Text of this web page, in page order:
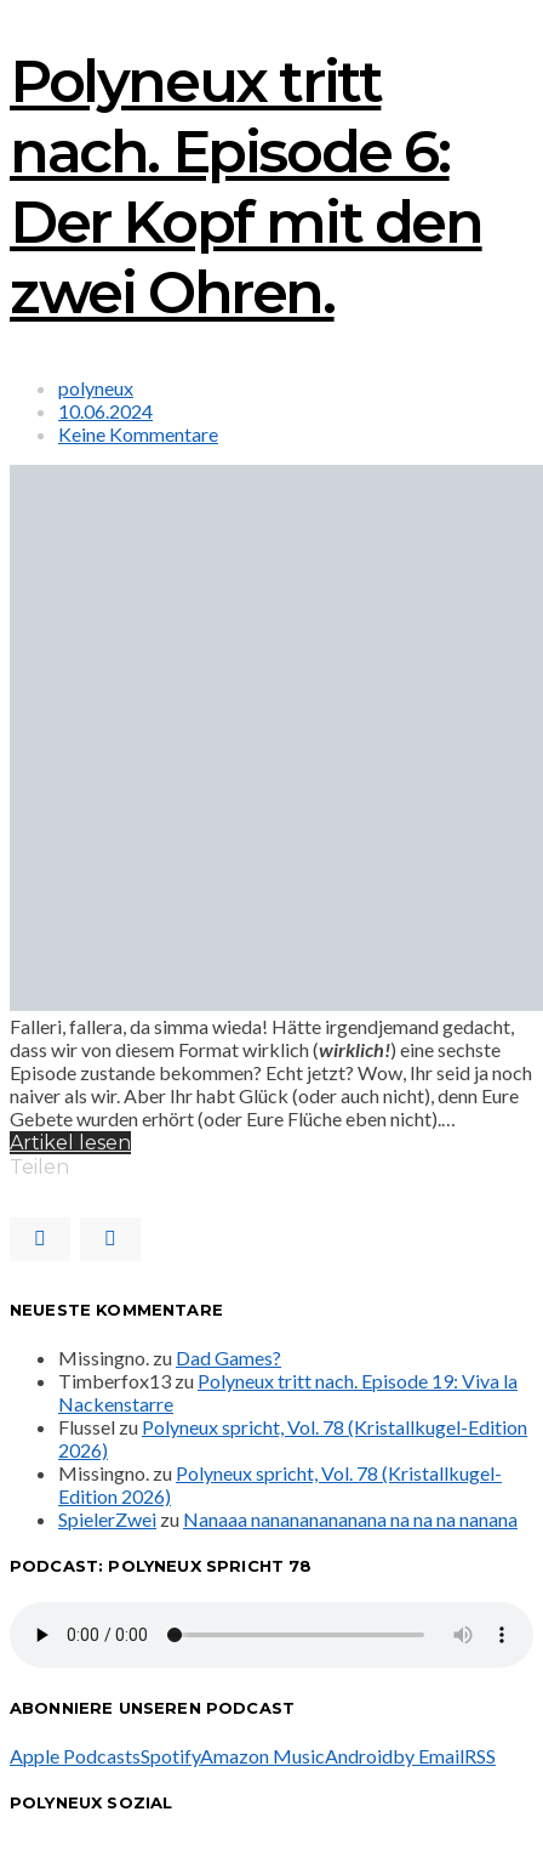
Polyneux tritt
nach. Episode 6:
Der Kopf mit den
zwei Ohren.
polyneux
10.06.2024
Keine Kommentare
Falleri, fallera, da simma wieda! Hätte irgendjemand gedacht,
dass wir von diesem Format wirklich (wirklich!) eine sechste
Episode zustande bekommen? Echt jetzt? Wow, Ihr seid ja noch
naiver als wir. Aber Ihr habt Glück (oder auch nicht), denn Eure
Gebete wurden erhört (oder Eure Flüche eben nicht).…
Artikel lesen
Teilen
NEUESTE KOMMENTARE
Missingno. zu Dad Games?
Timberfox13 zu Polyneux tritt nach. Episode 19: Viva la
Nackenstarre
Flussel zu Polyneux spricht, Vol. 78 (Kristallkugel-Edition
2026)
Missingno. zu Polyneux spricht, Vol. 78 (Kristallkugel-
Edition 2026)
SpielerZwei zu Nanaaa nanananananana na na na nanana
PODCAST: POLYNEUX SPRICHT 78
ABONNIERE UNSEREN PODCAST
Apple PodcastsSpotifyAmazon MusicAndroidby EmailRSS
POLYNEUX SOZIAL